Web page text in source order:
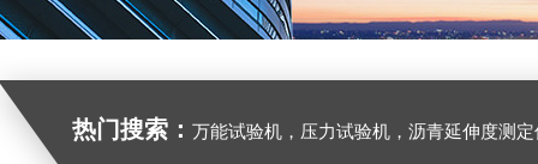
热门搜索： 万能试验机，压力试验机，沥青延伸度测定仪，沥青混合料拌合机，全自动沥青混合料离心式抽提仪，马歇尔电动